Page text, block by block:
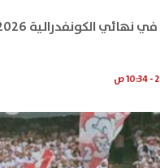
2026 والقناة الناقلة بث مباشر